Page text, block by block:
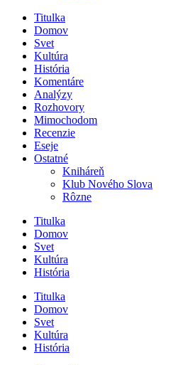
Titulka
Domov
Svet
Kultúra
História
Komentáre
Analýzy
Rozhovory
Mimochodom
Recenzie
Eseje
Ostatné
Kniháreň
Klub Nového Slova
Rôzne
Titulka
Domov
Svet
Kultúra
História
Titulka
Domov
Svet
Kultúra
História